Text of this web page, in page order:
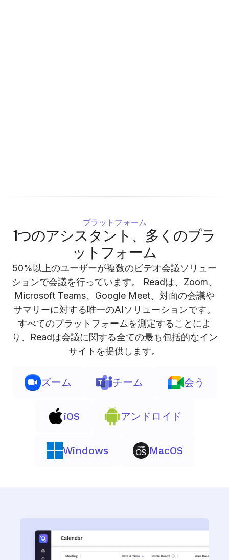
プラットフォーム
1つのアシスタント、多くのプラ
ットフォーム
50%以上のユーザーが複数のビデオ会議ソリュー
ションで会議を行っています。 Readは、Zoom、
Microsoft Teams、Google Meet、対面の会議や
サマリーに対する唯一のAIソリューションです。
すべてのプラットフォームを測定することによ
り、Readは会議に関する全ての最も包括的なイン
サイトを提供します。
ズーム チーム 会う
iOS アンドロイド
Windows MacOS